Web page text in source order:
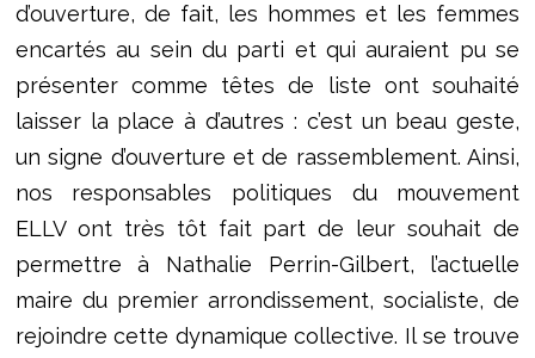
d’ouverture, de fait, les hommes et les femmes
encartés au sein du parti et qui auraient pu se
présenter comme têtes de liste ont souhaité
laisser la place à d’autres : c’est un beau geste,
un signe d’ouverture et de rassemblement. Ainsi,
nos responsables politiques du mouvement
ELLV ont très tôt fait part de leur souhait de
permettre à Nathalie Perrin-Gilbert, l’actuelle
maire du premier arrondissement, socialiste, de
rejoindre cette dynamique collective. Il se trouve